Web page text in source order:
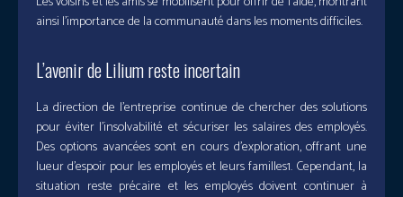
ainsi l’importance de la communauté dans les moments difficiles.
L’avenir de Lilium reste incertain
La direction de l’entreprise continue de chercher des solutions
pour éviter l’insolvabilité et sécuriser les salaires des employés.
Des options avancées sont en cours d’exploration, offrant une
lueur d’espoir pour les employés et leurs familles1. Cependant, la
situation reste précaire et les employés doivent continuer à